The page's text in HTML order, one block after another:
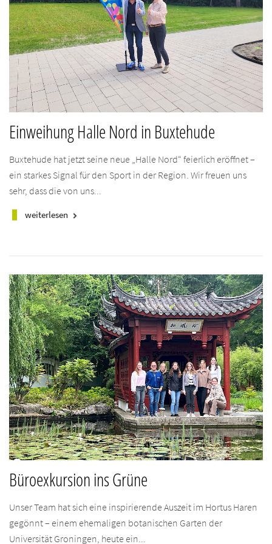
Einweihung Halle Nord in Buxtehude
Buxtehude hat jetzt seine neue „Halle Nord“ feierlich eröffnet –
ein starkes Signal für den Sport in der Region. Wir freuen uns
sehr, dass die von uns...
weiterlesen keyboard_arrow_right
Büroexkursion ins Grüne
Unser Team hat sich eine inspirierende Auszeit im Hortus Haren
gegönnt – einem ehemaligen botanischen Garten der
Universität Groningen, heute ein...